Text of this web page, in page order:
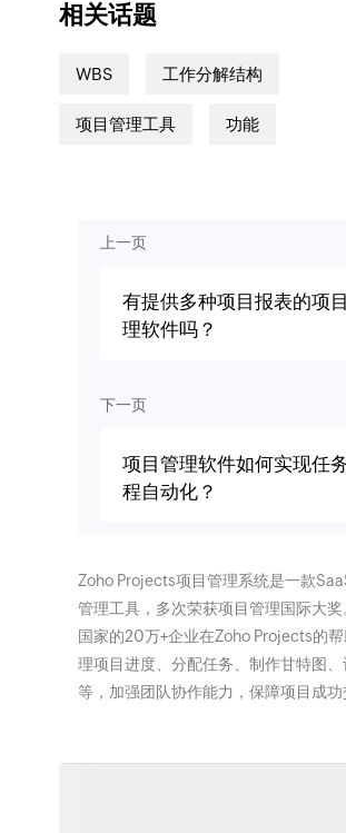
相关话题
WBS 工作分解结构
项目管理工具 功能
上一页
有提供多种项目报表的项
理软件吗？
下一页
项目管理软件如何实现任
程自动化？
Zoho Projects项目管理系统是一款
管理工具，多次荣获项目管理国际大
国家的20万+企业在Zoho Projects的
理项目进度、分配任务、制作甘特图
等，加强团队协作能力，保障项目成功